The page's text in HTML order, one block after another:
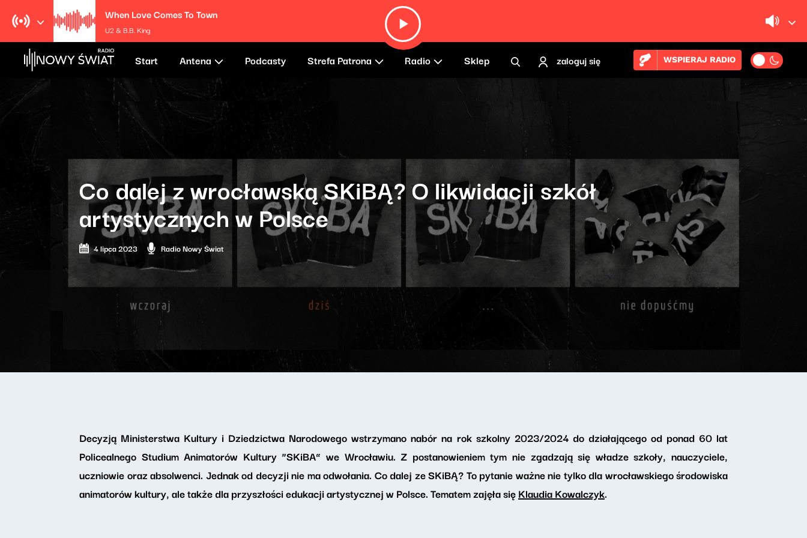
When Love Comes To Town
U2 & B.B. King
Start Antena Podcasty Strefa Patrona Radio Sklep zaloguj się WSPIERAJ RADIO
Co dalej z wrocławską SKiBĄ? O likwidacji szkół
artystycznych w Polsce
4 lipca 2023 Radio Nowy Świat
Decyzją Ministerstwa Kultury i Dziedzictwa Narodowego wstrzymano nabór na rok szkolny 2023/2024 do działającego od ponad 60 lat
Policealnego Studium Animatorów Kultury “SKiBA” we Wrocławiu. Z postanowieniem tym nie zgadzają się władze szkoły, nauczyciele,
uczniowie oraz absolwenci. Jednak od decyzji nie ma odwołania. Co dalej ze SKiBĄ? To pytanie ważne nie tylko dla wrocławskiego środowiska
animatorów kultury, ale także dla przyszłości edukacji artystycznej w Polsce. Tematem zajęła sięKlaudia Kowalczyk.